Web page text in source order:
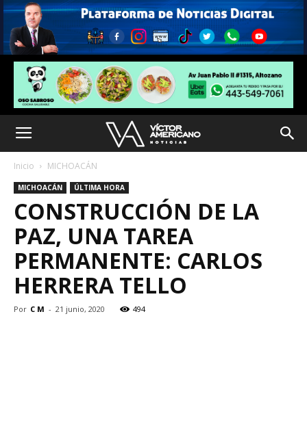
Inicio MICHOACÁN
MICHOACÁN ÚLTIMA HORA
CONSTRUCCIÓN DE LA
PAZ, UNA TAREA
PERMANENTE: CARLOS
HERRERA TELLO
Por C M - 21 junio, 2020 494